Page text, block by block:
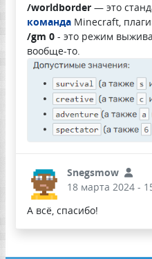
/worldborder— это
командаMinecraft,
/gm 0- это режим
вообще-то.
Snegsmow
18 марта 2024 -
А всё, спасибо!